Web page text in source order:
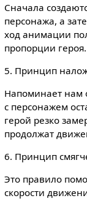
Сначала
персонажа, а
ход анимации
пропорции героя.
5. Принцип
Напоминает нам
с персонажем
герой резко
продолжат
6. Принцип
Это правило
скорости